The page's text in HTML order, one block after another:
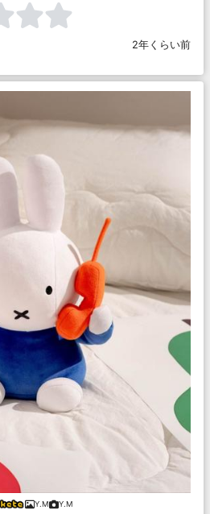
2年くらい前
Y.M Y.M